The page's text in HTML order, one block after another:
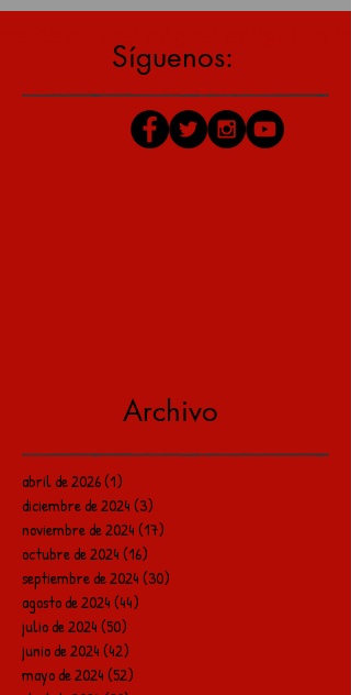
Síguenos:
Archivo
abril de 2026(1)
diciembre de 2024(3)
noviembre de 2024(17)
octubre de 2024(16)
septiembre de 2024(30)
agosto de 2024(44)
julio de 2024(50)
junio de 2024(42)
mayo de 2024(52)